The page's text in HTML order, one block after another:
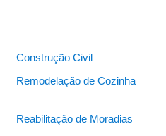
Construção Civil
Remodelação de Cozinha
Reabilitação de Moradias